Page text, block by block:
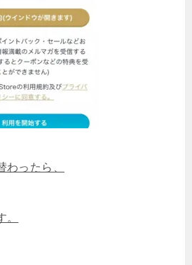
わったら、